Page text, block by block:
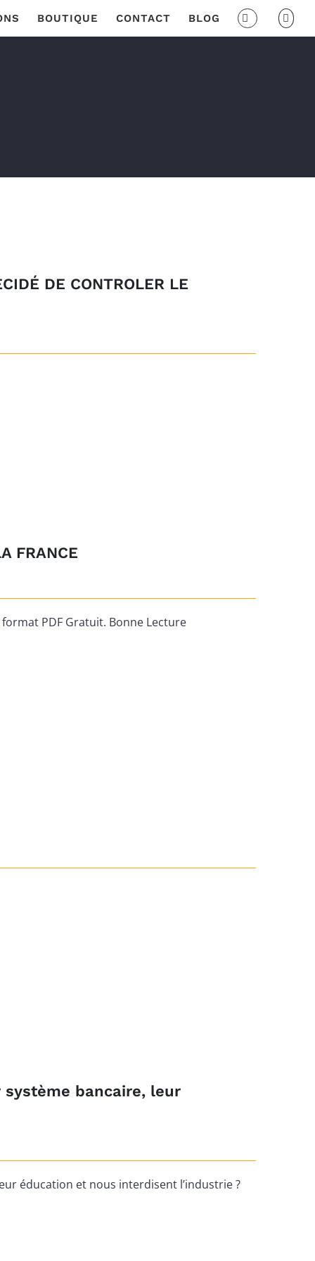
BOUTIQUE CONTACT BLOG
DE CONTROLER LE
FRANCE
format PDF Gratuit. Bonne Lecture
bancaire, leur
éducation et nous interdisent l’industrie ?